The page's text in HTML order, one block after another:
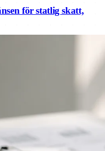
för statlig skatt,